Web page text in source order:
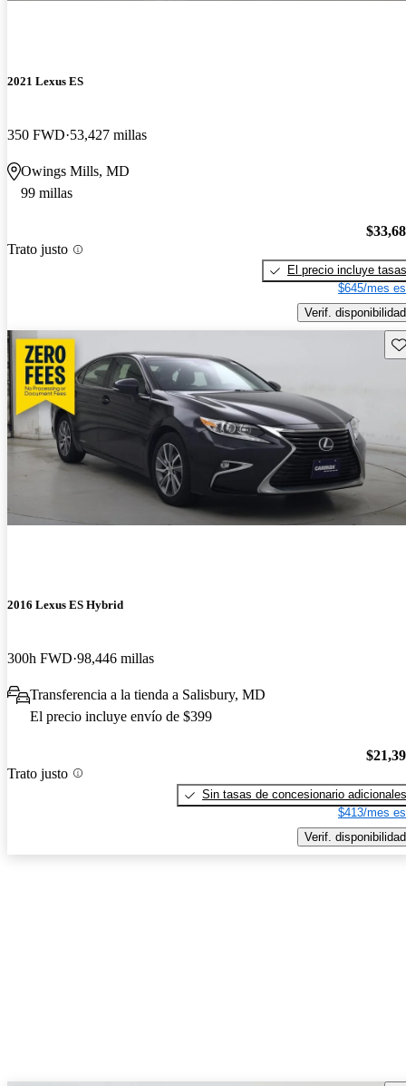
2021 Lexus ES
350 FWD 53,427 millas
Owings Mills, MD
99 millas
Trato justo
El precio incluye tasas
$645/mes
Verif. disponibilidad
2016 Lexus ES Hybrid
300h FWD 98,446 millas
Transferencia a la tienda a Salisbury, MD
El precio incluye envío de $399
Trato justo
Sin tasas de concesionario adicionales
$413/mes
Verif. disponibilidad